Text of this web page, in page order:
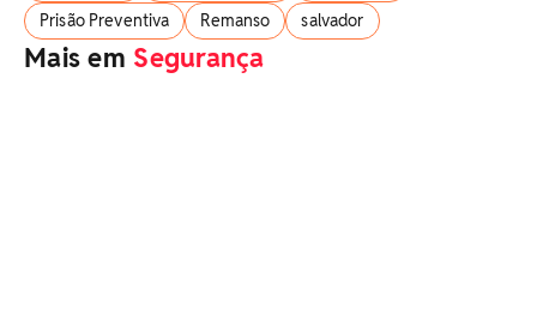
Prisão Preventiva
Remanso salvador
Mais em Segurança